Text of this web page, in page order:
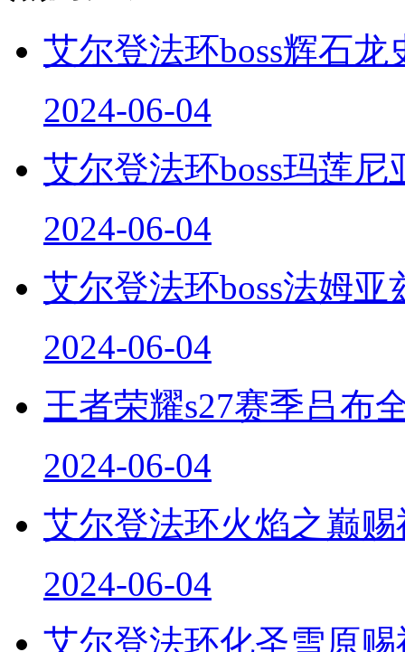
艾尔登法环boss辉石龙
2024-06-04
艾尔登法环boss玛莲尼
2024-06-04
艾尔登法环boss法姆亚
2024-06-04
王者荣耀s27赛季吕布
2024-06-04
艾尔登法环火焰之巅赐
2024-06-04
艾尔登法环化圣雪原赐